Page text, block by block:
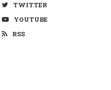
TWITTER
YOUTUBE
RSS